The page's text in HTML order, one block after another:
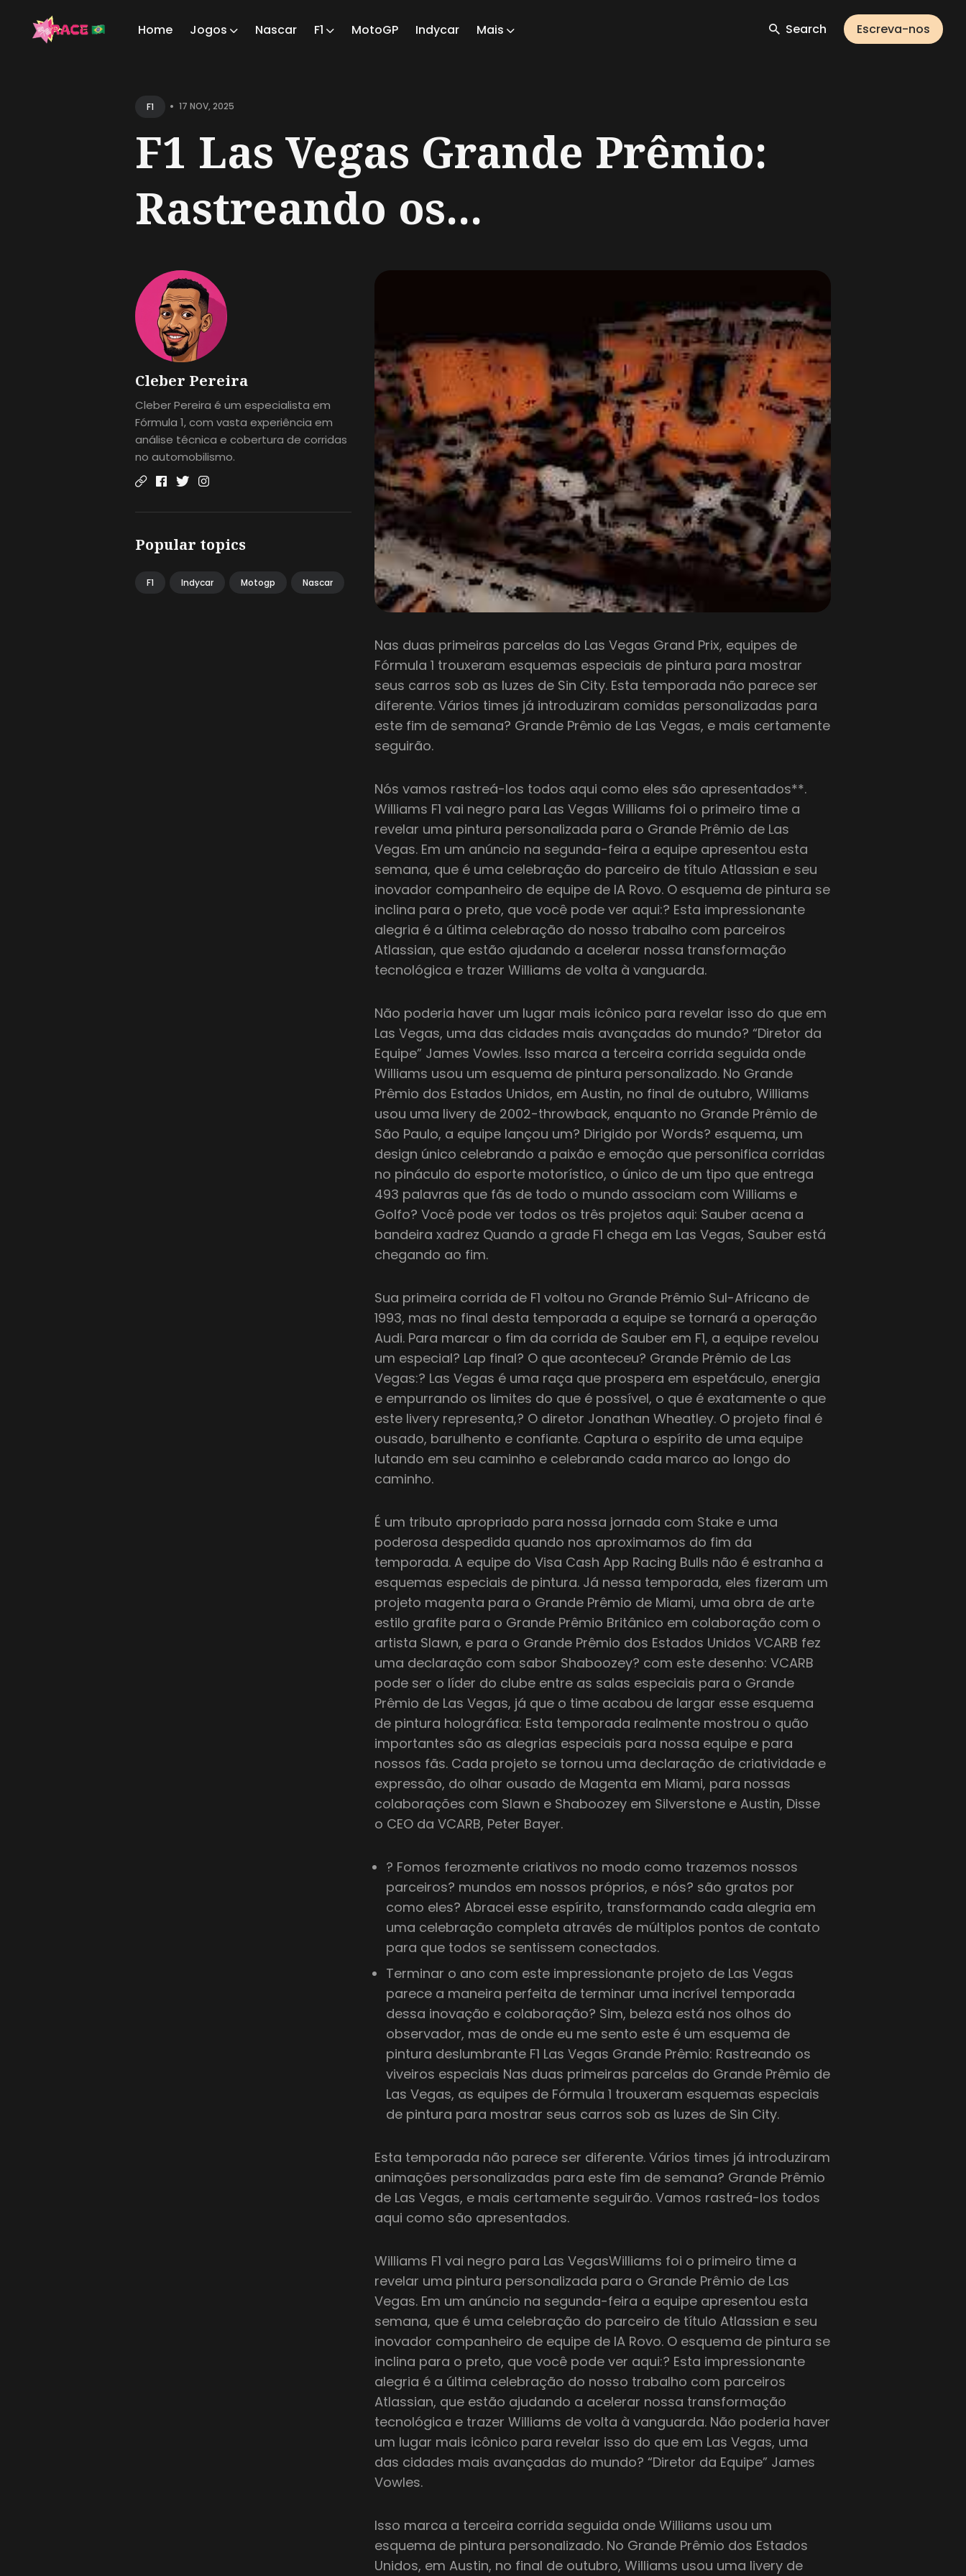
Home Jogos Nascar F1 MotoGP Indycar Mais Search Escreva-nos
F1 • 17 NOV, 2025
F1 Las Vegas Grande Prêmio:
Rastreando os...
Cleber Pereira
Cleber Pereira é um especialista em
Fórmula 1, com vasta experiência em
análise técnica e cobertura de corridas
no automobilismo.
Popular topics
F1 Indycar Motogp Nascar
Nas duas primeiras parcelas do Las Vegas Grand Prix, equipes de
Fórmula 1 trouxeram esquemas especiais de pintura para mostrar
seus carros sob as luzes de Sin City. Esta temporada não parece ser
diferente. Vários times já introduziram comidas personalizadas para
este fim de semana? Grande Prêmio de Las Vegas, e mais certamente
seguirão.
Nós vamos rastreá-los todos aqui como eles são apresentados**.
Williams F1 vai negro para Las Vegas Williams foi o primeiro time a
revelar uma pintura personalizada para o Grande Prêmio de Las
Vegas. Em um anúncio na segunda-feira a equipe apresentou esta
semana, que é uma celebração do parceiro de título Atlassian e seu
inovador companheiro de equipe de IA Rovo. O esquema de pintura se
inclina para o preto, que você pode ver aqui:? Esta impressionante
alegria é a última celebração do nosso trabalho com parceiros
Atlassian, que estão ajudando a acelerar nossa transformação
tecnológica e trazer Williams de volta à vanguarda.
Não poderia haver um lugar mais icônico para revelar isso do que em
Las Vegas, uma das cidades mais avançadas do mundo? “Diretor da
Equipe” James Vowles. Isso marca a terceira corrida seguida onde
Williams usou um esquema de pintura personalizado. No Grande
Prêmio dos Estados Unidos, em Austin, no final de outubro, Williams
usou uma livery de 2002-throwback, enquanto no Grande Prêmio de
São Paulo, a equipe lançou um? Dirigido por Words? esquema, um
design único celebrando a paixão e emoção que personifica corridas
no pináculo do esporte motorístico, o único de um tipo que entrega
493 palavras que fãs de todo o mundo associam com Williams e
Golfo? Você pode ver todos os três projetos aqui: Sauber acena a
bandeira xadrez Quando a grade F1 chega em Las Vegas, Sauber está
chegando ao fim.
Sua primeira corrida de F1 voltou no Grande Prêmio Sul-Africano de
1993, mas no final desta temporada a equipe se tornará a operação
Audi. Para marcar o fim da corrida de Sauber em F1, a equipe revelou
um especial? Lap final? O que aconteceu? Grande Prêmio de Las
Vegas:? Las Vegas é uma raça que prospera em espetáculo, energia
e empurrando os limites do que é possível, o que é exatamente o que
este livery representa,? O diretor Jonathan Wheatley. O projeto final é
ousado, barulhento e confiante. Captura o espírito de uma equipe
lutando em seu caminho e celebrando cada marco ao longo do
caminho.
É um tributo apropriado para nossa jornada com Stake e uma
poderosa despedida quando nos aproximamos do fim da
temporada. A equipe do Visa Cash App Racing Bulls não é estranha a
esquemas especiais de pintura. Já nessa temporada, eles fizeram um
projeto magenta para o Grande Prêmio de Miami, uma obra de arte
estilo grafite para o Grande Prêmio Britânico em colaboração com o
artista Slawn, e para o Grande Prêmio dos Estados Unidos VCARB fez
uma declaração com sabor Shaboozey? com este desenho: VCARB
pode ser o líder do clube entre as salas especiais para o Grande
Prêmio de Las Vegas, já que o time acabou de largar esse esquema
de pintura holográfica: Esta temporada realmente mostrou o quão
importantes são as alegrias especiais para nossa equipe e para
nossos fãs. Cada projeto se tornou uma declaração de criatividade e
expressão, do olhar ousado de Magenta em Miami, para nossas
colaborações com Slawn e Shaboozey em Silverstone e Austin, Disse
o CEO da VCARB, Peter Bayer.
? Fomos ferozmente criativos no modo como trazemos nossos
parceiros? mundos em nossos próprios, e nós? são gratos por
como eles? Abracei esse espírito, transformando cada alegria em
uma celebração completa através de múltiplos pontos de contato
para que todos se sentissem conectados.
Terminar o ano com este impressionante projeto de Las Vegas
parece a maneira perfeita de terminar uma incrível temporada
dessa inovação e colaboração? Sim, beleza está nos olhos do
observador, mas de onde eu me sento este é um esquema de
pintura deslumbrante F1 Las Vegas Grande Prêmio: Rastreando os
viveiros especiais Nas duas primeiras parcelas do Grande Prêmio de
Las Vegas, as equipes de Fórmula 1 trouxeram esquemas especiais
de pintura para mostrar seus carros sob as luzes de Sin City.
Esta temporada não parece ser diferente. Vários times já introduziram
animações personalizadas para este fim de semana? Grande Prêmio
de Las Vegas, e mais certamente seguirão. Vamos rastreá-los todos
aqui como são apresentados.
Williams F1 vai negro para Las VegasWilliams foi o primeiro time a
revelar uma pintura personalizada para o Grande Prêmio de Las
Vegas. Em um anúncio na segunda-feira a equipe apresentou esta
semana, que é uma celebração do parceiro de título Atlassian e seu
inovador companheiro de equipe de IA Rovo. O esquema de pintura se
inclina para o preto, que você pode ver aqui:? Esta impressionante
alegria é a última celebração do nosso trabalho com parceiros
Atlassian, que estão ajudando a acelerar nossa transformação
tecnológica e trazer Williams de volta à vanguarda. Não poderia haver
um lugar mais icônico para revelar isso do que em Las Vegas, uma
das cidades mais avançadas do mundo? “Diretor da Equipe” James
Vowles.
Isso marca a terceira corrida seguida onde Williams usou um
esquema de pintura personalizado. No Grande Prêmio dos Estados
Unidos, em Austin, no final de outubro, Williams usou uma livery de